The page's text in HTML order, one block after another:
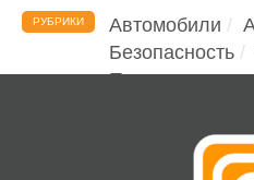
РУБРИКИ Автомобили
Безопасность
Помощь